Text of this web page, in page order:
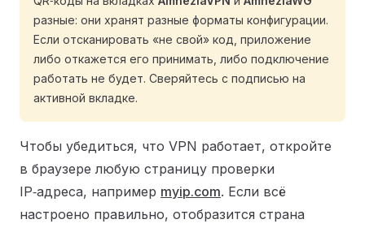
разные: они хранят разные форматы конфигурации.
Если отсканировать «не свой» код, приложение
либо откажется его принимать, либо подключение
работать не будет. Сверяйтесь с подписью на
активной вкладке.
Чтобы убедиться, что VPN работает, откройте
в браузере любую страницу проверки
IP‑адреса, например myip.com. Если всё
настроено правильно, отобразится страна